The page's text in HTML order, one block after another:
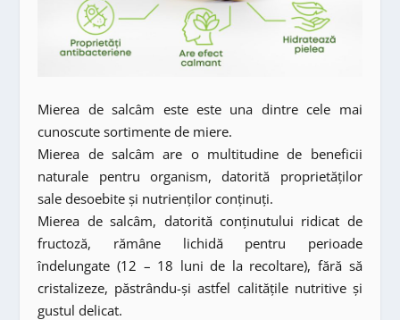
Mierea de salcâm este este una dintre cele mai
cunoscute sortimente de miere.
Mierea de salcâm are o multitudine de beneficii
naturale pentru organism, datorită proprietăților
sale desoebite și nutrienților conținuți.
Mierea de salcâm, datorită conținutului ridicat de
fructoză, rămâne lichidă pentru perioade
îndelungate (12 – 18 luni de la recoltare), fără să
cristalizeze, păstrându-și astfel calitățile nutritive și
gustul delicat.